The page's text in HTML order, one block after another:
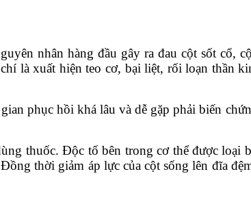
nhân hàng đầu gây ra đau cột sốt cổ,
là xuất hiện teo cơ, bại liệt, rối loạn thần
phục hồi khá lâu và dễ gặp phải biến
thuốc. Độc tố bên trong cơ thể được loại
thời giảm áp lực của cột sống lên đĩa